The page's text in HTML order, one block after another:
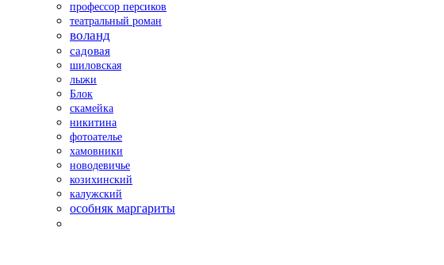
профессор персиков
театральный роман
воланд
садовая
шиловская
лыжи
Блок
скамейка
никитина
фотоателье
хамовники
новодевичье
козихинский
калужский
особняк маргариты